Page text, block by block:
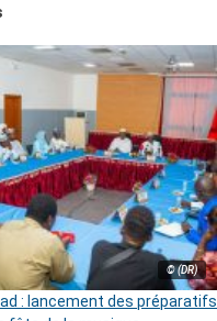
© (DR)
: lancement des préparatifs